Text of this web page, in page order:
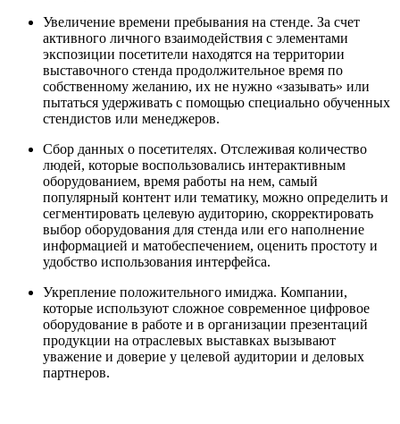
Увеличение времени пребывания на стенде. За счет
активного личного взаимодействия с элементами
экспозиции посетители находятся на территории
выставочного стенда продолжительное время по
собственному желанию, их не нужно «зазывать» или
пытаться удерживать с помощью специально обученных
стендистов или менеджеров.
Сбор данных о посетителях. Отслеживая количество
людей, которые воспользовались интерактивным
оборудованием, время работы на нем, самый
популярный контент или тематику, можно определить и
сегментировать целевую аудиторию, скорректировать
выбор оборудования для стенда или его наполнение
информацией и матобеспечением, оценить простоту и
удобство использования интерфейса.
Укрепление положительного имиджа. Компании,
которые используют сложное современное цифровое
оборудование в работе и в организации презентаций
продукции на отраслевых выставках вызывают
уважение и доверие у целевой аудитории и деловых
партнеров.